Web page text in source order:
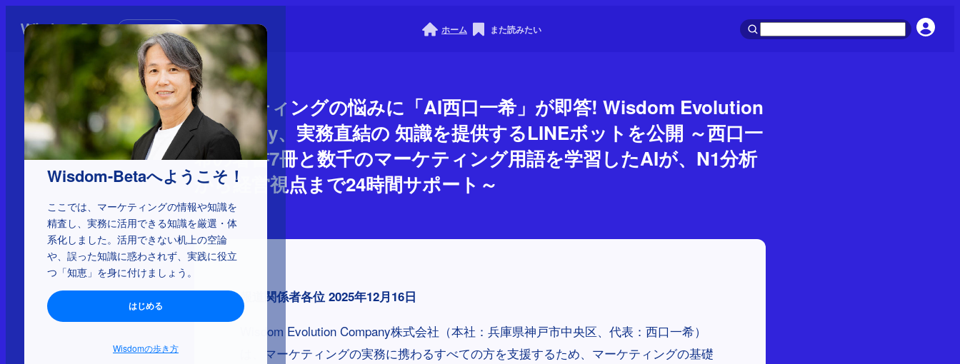
Wisdom-Betaへようこそ！
ここでは、マーケティングの情報や知識を
精査し、実務に活用できる知識を厳選・体
系化しました。活用できない机上の空論
や、誤った知識に惑わされず、実践に役立
つ「知恵」を身に付けましょう。
はじめる
Wisdomの歩き方
初めての方へ ホーム また読みたい
マーケティングの悩みに「AI西口一希」が即答! Wisdom Evolution
Company、実務直結の 知識を提供するLINEボットを公開 ～西口一
希の著書7冊と数千のマーケティング用語を学習したAIが、N1分析
から経営視点まで24時間サポート～
報道関係者各位 2025年12月16日
Wisdom Evolution Company株式会社（本社：兵庫県神戸市中央区、代表：西口一希）
は、マーケティングの実務に携わるすべての方を支援するため、マーケティングの基礎